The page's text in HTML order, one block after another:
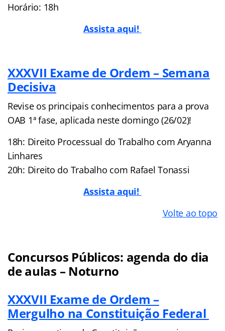
Horário: 18h
Assista aqui!
XXXVII Exame de Ordem – Semana
Decisiva
Revise os principais conhecimentos para a prova
OAB 1ª fase, aplicada neste domingo (26/02)!
18h: Direito Processual do Trabalho com Aryanna
Linhares
20h: Direito do Trabalho com Rafael Tonassi
Assista aqui!
Volte ao topo
Concursos Públicos: agenda do dia
de aulas – Noturno
XXXVII Exame de Ordem –
Mergulho na Constituição Federal